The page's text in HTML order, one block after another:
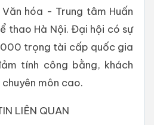
hóa - Trung tâm Huấn
thao Hà Nội. Đại hội có sự
trọng tài cấp quốc gia
tính công bằng, khách
môn cao.
LIÊN QUAN